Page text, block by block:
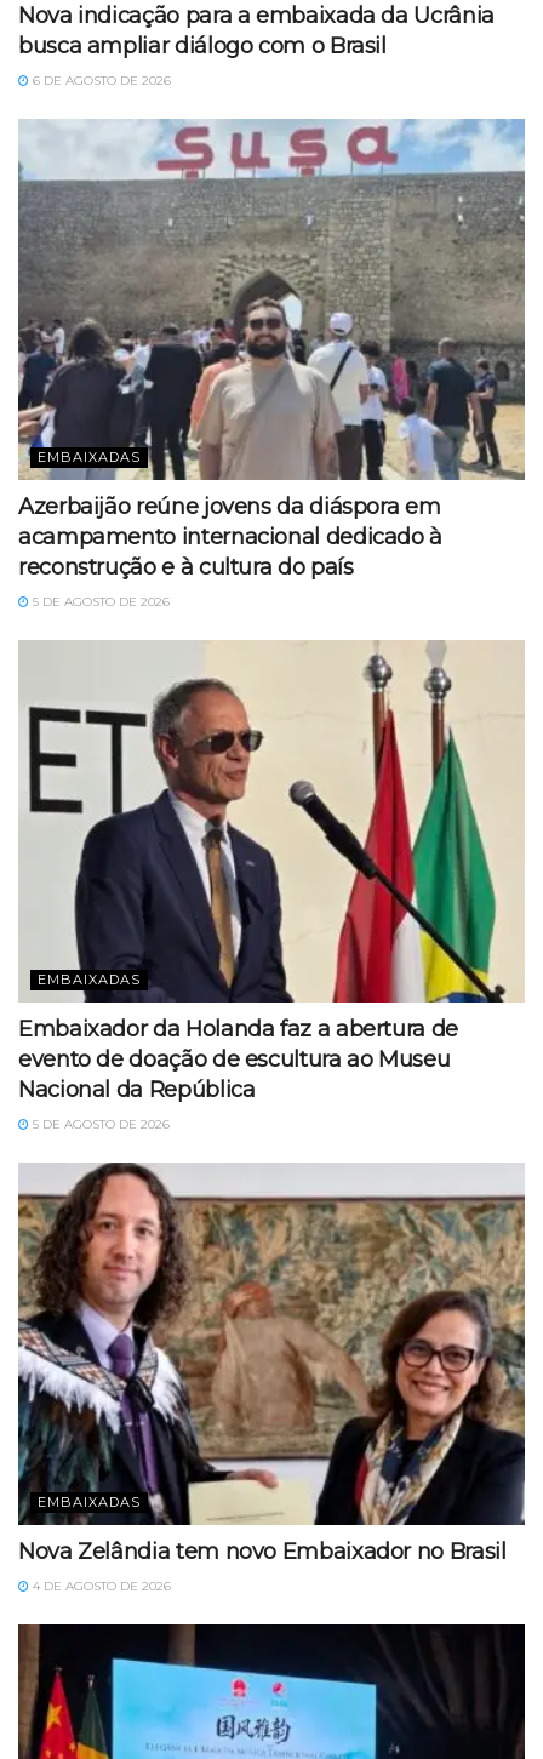
Nova indicação para a embaixada da Ucrânia
busca ampliar diálogo com o Brasil
6 DE AGOSTO DE 2026
EMBAIXADAS
Azerbaijão reúne jovens da diáspora em
acampamento internacional dedicado à
reconstrução e à cultura do país
5 DE AGOSTO DE 2026
EMBAIXADAS
Embaixador da Holanda faz a abertura de
evento de doação de escultura ao Museu
Nacional da República
5 DE AGOSTO DE 2026
EMBAIXADAS
Nova Zelândia tem novo Embaixador no Brasil
4 DE AGOSTO DE 2026